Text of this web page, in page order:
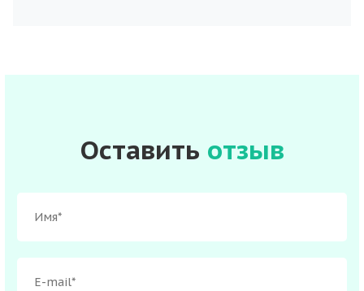
Оставить отзыв